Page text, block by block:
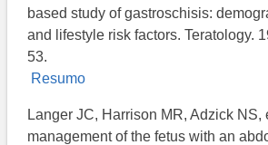
based study of gastroschisis:
and lifestyle risk factors. Teratology.
53.
Resumo
Langer JC, Harrison MR, Adzick NS,
management of the fetus with an